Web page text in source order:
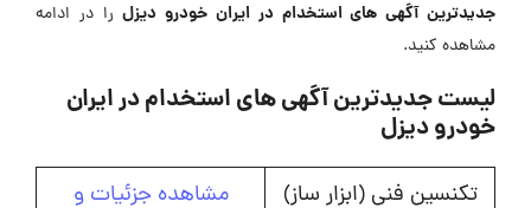
جدیدترین آگهی های استخدام در ایران خودرو دیزلرا در ادامه
مشاهده کنید.
لیست جدیدترین آگهی های استخدام در ایران
خودرو دیزل
تکنسین فنی (ابزار ساز)
مشاهده جزئیات و